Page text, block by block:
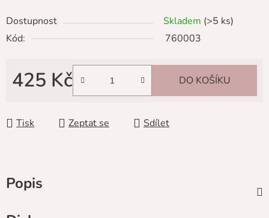
Dostupnost Skladem (>5 ks)
Kód:
760003
425 Kč DO KOŠÍKU
Tisk Zeptat se Sdílet
Popis